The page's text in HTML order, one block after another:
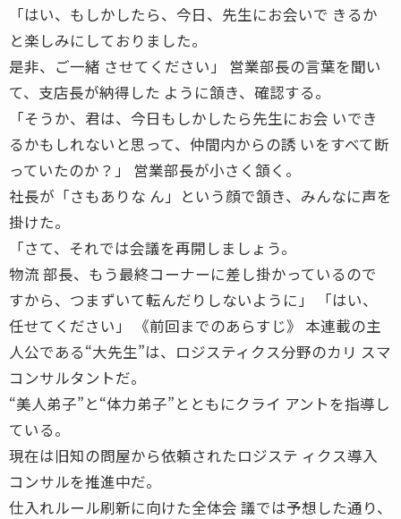
「はい、もしかしたら、今日、先生にお会いで きるか
と楽しみにしておりました。
是非、ご一緒 させてください」 営業部長の言葉を聞い
て、支店長が納得した ように頷き、確認する。
「そうか、君は、今日もしかしたら先生にお会 いでき
るかもしれないと思って、仲間内からの誘 いをすべて断
っていたのか？」 営業部長が小さく頷く。
社長が「さもありな ん」という顔で頷き、みんなに声を
掛けた。
「さて、それでは会議を再開しましょう。
物流 部長、もう最終コーナーに差し掛かっているので
すから、つまずいて転んだりしないように」 「はい、
任せてください」 《前回までのあらすじ》 本連載の主
人公である“大先生”は、ロジスティクス分野のカリ スマ
コンサルタントだ。
“美人弟子”と“体力弟子”とともにクライ アントを指導し
ている。
現在は旧知の問屋から依頼されたロジステ ィクス導入
コンサルを推進中だ。
仕入れルール刷新に向けた全体会 議では予想した通り、